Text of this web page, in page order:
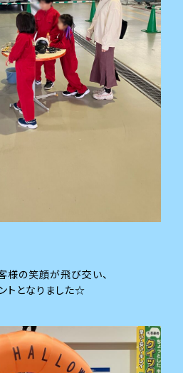
様の笑顔が飛び交い、
トとなりました☆